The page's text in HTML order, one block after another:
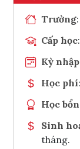
Trường:
Cấp học:
Kỳ
Học phí:
Học
Sinh
tháng.